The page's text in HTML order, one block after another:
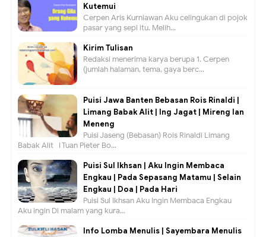
Kutemui
Cerpen Aris Kurniawan Aku celingukan di pojok
pasar yang sepi itu. Melih...
Kirim Tulisan
Redaksi menerima karya berupa 1. Cerpen
(jumlah halaman, tema, gaya berc...
Puisi Jawa Banten Bebasan Rois Rinaldi |
Limang Babak Alit | Ing Jagat | Mireng lan
Meneng
Puisi Jaseng (Bebasan) Rois Rinaldi Limang
Babak Alit I Tuan Pieter Bo...
Puisi Sul Ikhsan | Aku Ingin Membaca
Engkau | Pada Sepasang Matamu | Selain
Engkau | Doa | Pada Hari
Puisi Sul Ikhsan Aku Ingin Membaca Engkau
Aku ingin Di malam yang kura...
Info Lomba Menulis | Sayembara Menulis